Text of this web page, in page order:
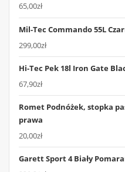
65,00zł
Mil-Tec Commando 55L
299,00zł
Hi-Tec Pek 18l Iron Gate
67,90zł
Romet Podnóżek, stopka
prawa
20,00zł
Garett Sport 4 Biały